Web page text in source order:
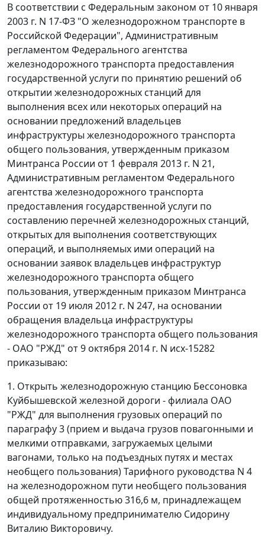
В соответствии с Федеральным законом от 10 января
2003 г. N 17-ФЗ "О железнодорожном транспорте в
Российской Федерации", Административным
регламентом Федерального агентства
железнодорожного транспорта предоставления
государственной услуги по принятию решений об
открытии железнодорожных станций для
выполнения всех или некоторых операций на
основании предложений владельцев
инфраструктуры железнодорожного транспорта
общего пользования, утвержденным приказом
Минтранса России от 1 февраля 2013 г. N 21,
Административным регламентом Федерального
агентства железнодорожного транспорта
предоставления государственной услуги по
составлению перечней железнодорожных станций,
открытых для выполнения соответствующих
операций, и выполняемых ими операций на
основании заявок владельцев инфраструктур
железнодорожного транспорта общего
пользования, утвержденным приказом Минтранса
России от 19 июля 2012 г. N 247, на основании
обращения владельца инфраструктуры
железнодорожного транспорта общего пользования
- ОАО "РЖД" от 9 октября 2014 г. N исх-15282
приказываю:
1. Открыть железнодорожную станцию Бессоновка
Куйбышевской железной дороги - филиала ОАО
"РЖД" для выполнения грузовых операций по
параграфу 3 (прием и выдача грузов повагонными и
мелкими отправками, загружаемых целыми
вагонами, только на подъездных путях и местах
необщего пользования) Тарифного руководства N 4
на железнодорожном пути необщего пользования
общей протяженностью 316,6 м, принадлежащем
индивидуальному предпринимателю Сидорину
Виталию Викторовичу.